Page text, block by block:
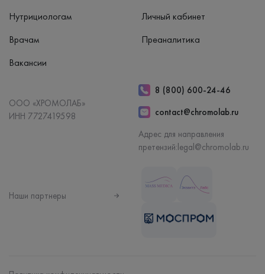
Нутрициологам
Врачам
Вакансии
Личный кабинет
Преаналитика
ООО «ХРОМОЛАБ»
ИНН 7727419598
8 (800) 600-24-46
contact@chromolab.ru
Адрес для направления
претензий:legal@chromolab.ru
Наши партнеры